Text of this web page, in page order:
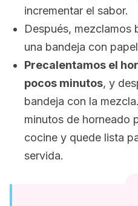
incrementar el sabor.
Después, mezclamos
una bandeja con
Precalentamos el
pocos minutos, y
bandeja con la
minutos de horneado
cocine y quede lista
servida.